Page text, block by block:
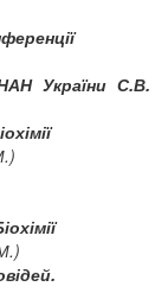
України С.В.